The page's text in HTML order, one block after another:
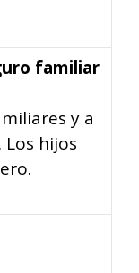
familiar
y a
hijos